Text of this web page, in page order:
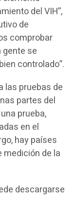
del VIH”,
de
comprobar
gente se
controlado”.
las pruebas de
partes del
prueba,
en el
hay países
medición de la
descargarse